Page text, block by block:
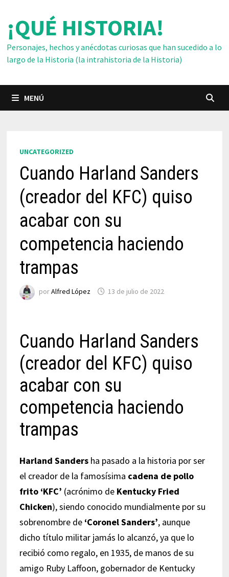
contenido
¡QUÉ HISTORIA!
Personajes, hechos y anécdotas curiosas que han sucedido a lo
largo de la Historia (la intrahistoria de la Historia)
MENÚ
UNCATEGORIZED
Cuando Harland Sanders
(creador del KFC) quiso
acabar con su
competencia haciendo
trampas
porAlfred López 13 de julio de 2022
Cuando Harland Sanders
(creador del KFC) quiso
acabar con su
competencia haciendo
trampas
Harland Sandersha pasado a la historia por ser
el creador de la famosísima cadena de pollo
frito ‘KFC’ (acrónimo de Kentucky Fried
Chicken), siendo conocido mundialmente por su
sobrenombre de ‘Coronel Sanders’, aunque
dicho título militar jamás lo alcanzó, ya que lo
recibió como regalo, en 1935, de manos de su
amigo Ruby Laffoon, gobernador de Kentucky